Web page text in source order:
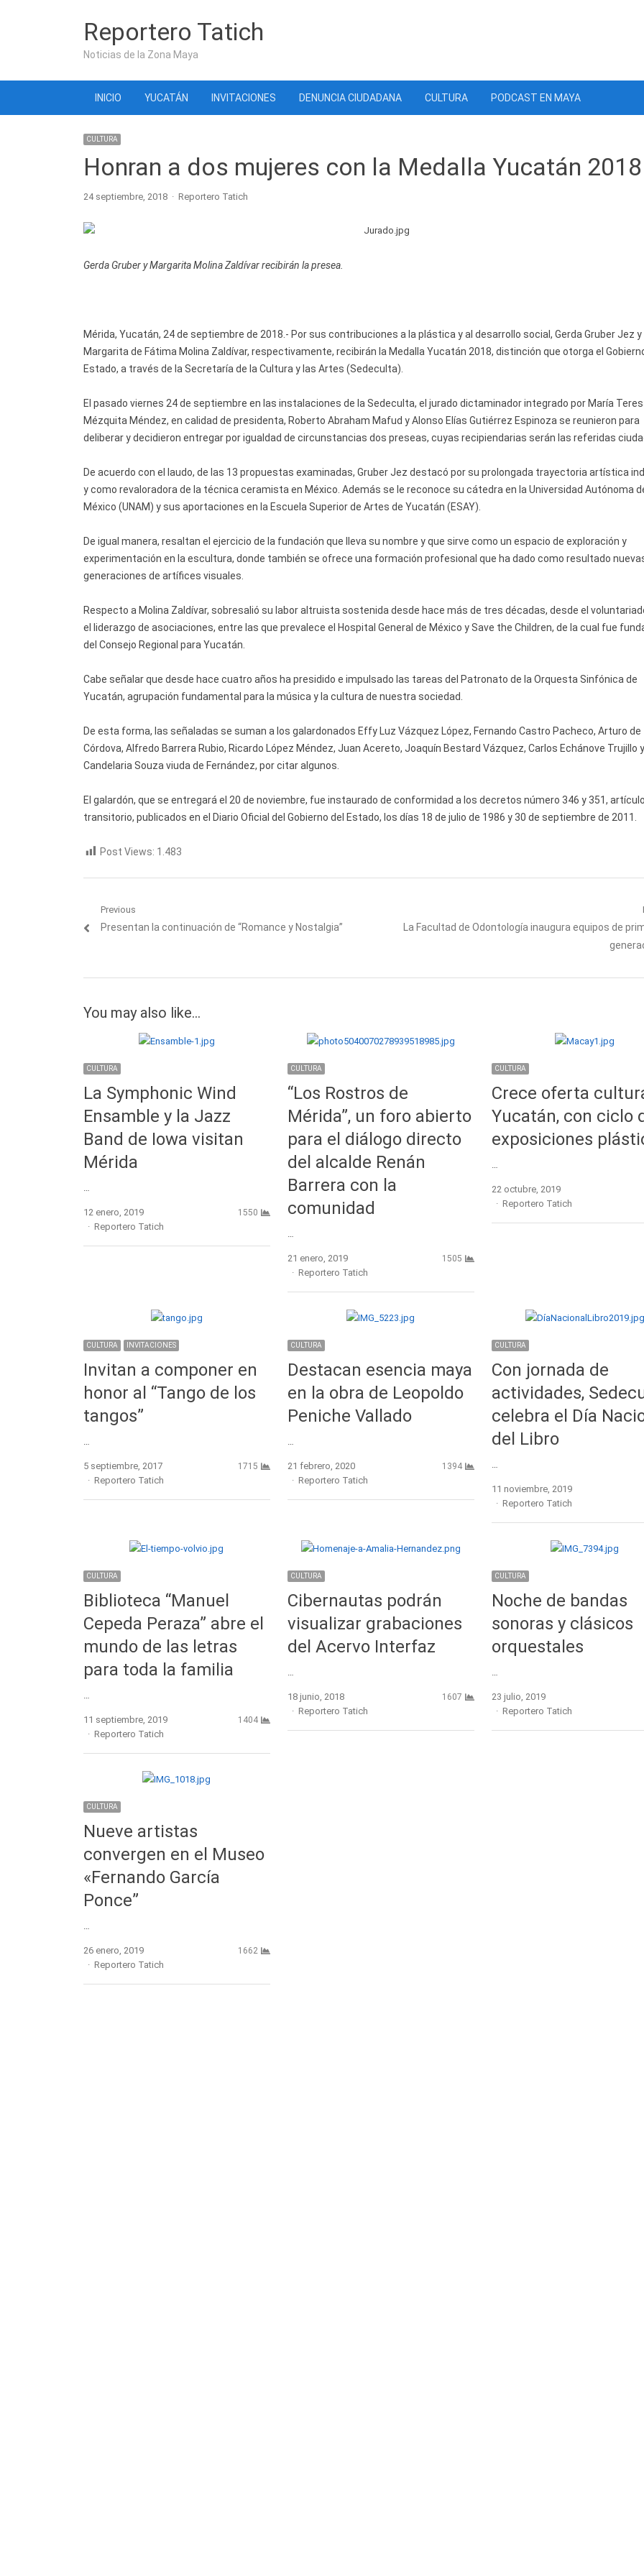
Reportero Tatich
Noticias de la Zona Maya
INICIO YUCATÁN INVITACIONES DENUNCIA CIUDADANA CULTURA PODCAST EN MAYA
CULTURA
Honran a dos mujeres con la Medalla Yucatán
24 septiembre, 2018 Author
Reportero Tatich
Gerda Gruber y Margarita Molina Zaldívar recibirán la presea.
Mérida, Yucatán, 24 de septiembre de 2018.- Por sus contribuciones a la plástica y al desarrollo social, Gerda Gruber Jez y
Margarita de Fátima Molina Zaldívar, respectivamente, recibirán la Medalla Yucatán 2018, distinción que otorga el
Estado, a través de la Secretaría de la Cultura y las Artes (Sedeculta).
El pasado viernes 24 de septiembre en las instalaciones de la Sedeculta, el jurado dictaminador integrado por María
Mézquita Méndez, en calidad de presidenta, Roberto Abraham Mafud y Alonso Elías Gutiérrez Espinoza se reunieron para
deliberar y decidieron entregar por igualdad de circunstancias dos preseas, cuyas recipiendarias serán las referidas
De acuerdo con el laudo, de las 13 propuestas examinadas, Gruber Jez destacó por su prolongada trayectoria artística
y como revaloradora de la técnica ceramista en México. Además se le reconoce su cátedra en la Universidad Autónoma
México (UNAM) y sus aportaciones en la Escuela Superior de Artes de Yucatán (ESAY).
De igual manera, resaltan el ejercicio de la fundación que lleva su nombre y que sirve como un espacio de exploración y
experimentación en la escultura, donde también se ofrece una formación profesional que ha dado como resultado
generaciones de artífices visuales.
Respecto a Molina Zaldívar, sobresalió su labor altruista sostenida desde hace más de tres décadas, desde el
el liderazgo de asociaciones, entre las que prevalece el Hospital General de México y Save the Children, de la cual fue
del Consejo Regional para Yucatán.
Cabe señalar que desde hace cuatro años ha presidido e impulsado las tareas del Patronato de la Orquesta Sinfónica de
Yucatán, agrupación fundamental para la música y la cultura de nuestra sociedad.
De esta forma, las señaladas se suman a los galardonados Effy Luz Vázquez López, Fernando Castro Pacheco, Arturo de
Córdova, Alfredo Barrera Rubio, Ricardo López Méndez, Juan Acereto, Joaquín Bestard Vázquez, Carlos Echánove Trujillo y
Candelaria Souza viuda de Fernández, por citar algunos.
El galardón, que se entregará el 20 de noviembre, fue instaurado de conformidad a los decretos número 346 y 351,
transitorio, publicados en el Diario Oficial del Gobierno del Estado, los días 18 de julio de 1986 y 30 de septiembre de 2011.
Post Views: 1.483
Navegación
Previous
Previous
Presentan la continuación de “Romance y Nostalgia”
Next
La Facultad de Odontología inaugura equipos de
You may also like...
CULTURA
La Symphonic Wind
Ensamble y la Jazz
Band de Iowa visitan
Mérida
12 enero, 2019
Author
Reportero Tatich
1550
CULTURA
“Los Rostros de
Mérida”, un foro abierto
para el diálogo directo
del alcalde Renán
Barrera con la
comunidad
21 enero, 2019
Author
Reportero Tatich
1505
CULTURA
Crece oferta
Yucatán, con ciclo
exposiciones
22 octubre, 2019
Author
Reportero Tatich
CULTURA INVITACIONES
Invitan a componer en
honor al “Tango de los
tangos”
5 septiembre, 2017
Author
Reportero Tatich
1715
CULTURA
Destacan esencia maya
en la obra de Leopoldo
Peniche Vallado
21 febrero, 2020
Author
Reportero Tatich
1394
CULTURA
Con jornada de
actividades,
celebra el Día
del Libro
11 noviembre, 2019
Author
Reportero Tatich
CULTURA
Biblioteca “Manuel
Cepeda Peraza” abre el
mundo de las letras
para toda la familia
11 septiembre, 2019
Author
Reportero Tatich
1404
CULTURA
Cibernautas podrán
visualizar grabaciones
del Acervo Interfaz
18 junio, 2018
Author
Reportero Tatich
1607
CULTURA
Noche de bandas
sonoras y clásicos
orquestales
23 julio, 2019
Author
Reportero Tatich
CULTURA
Nueve artistas
convergen en el Museo
«Fernando García
Ponce”
26 enero, 2019
Author
Reportero Tatich
1662